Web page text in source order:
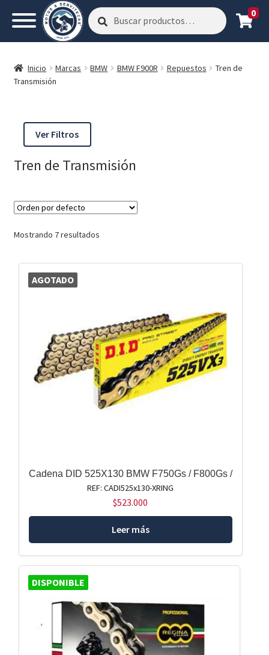
Buscar
por:
Buscar 0
Inicio Marcas BMW BMW F900R Repuestos
Tren de
Transmisión
Ver Filtros
Tren de Transmisión
Mostrando 7 resultados
AGOTADO
Cadena DID 525X130 BMW F750Gs / F800Gs /
REF: CADI525x130-XRING
$523.000
Leer más
DISPONIBLE